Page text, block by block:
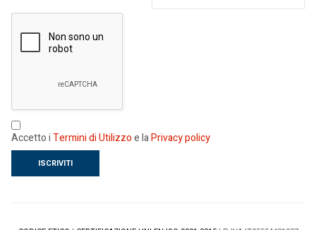
Accetto iTermini di Utilizzoe laPrivacy policy